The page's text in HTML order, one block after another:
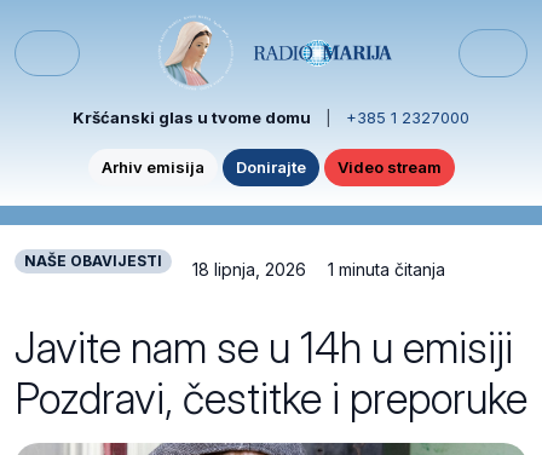
Menu
Kršćanski glas u tvome domu +385 1 2327000
Arhiv emisija Donirajte Video stream
NAŠE OBAVIJESTI 18 lipnja, 2026 1 minuta čitanja
Javite nam se u 14h u emisiji
Pozdravi, čestitke i preporuke